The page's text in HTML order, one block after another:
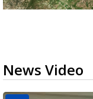
News Video